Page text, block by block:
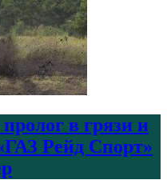
в грязи и
Рейд Спорт»